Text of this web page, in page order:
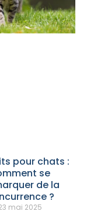
pour chats :
se
de la
?
mai 2025